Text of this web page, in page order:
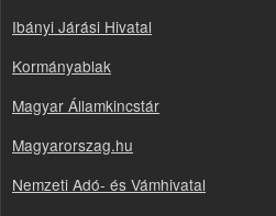
Ibányi Járási Hivatal
Kormányablak
Magyar Államkincstár
Magyarorszag.hu
Nemzeti Adó- és Vámhivatal